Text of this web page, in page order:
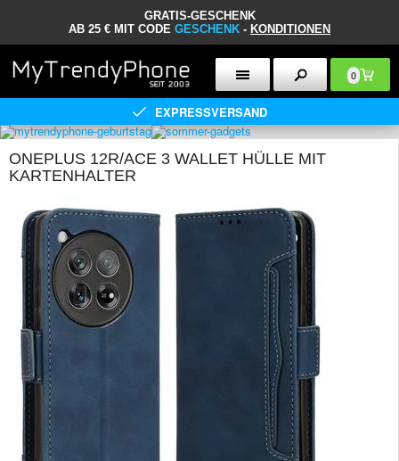
GRATIS-GESCHENK
AB 25 € MIT CODE GESCHENK - KONDITIONEN
0
EXPRESSVERSAND
ONEPLUS 12R/ACE 3 WALLET HÜLLE MIT
KARTENHALTER